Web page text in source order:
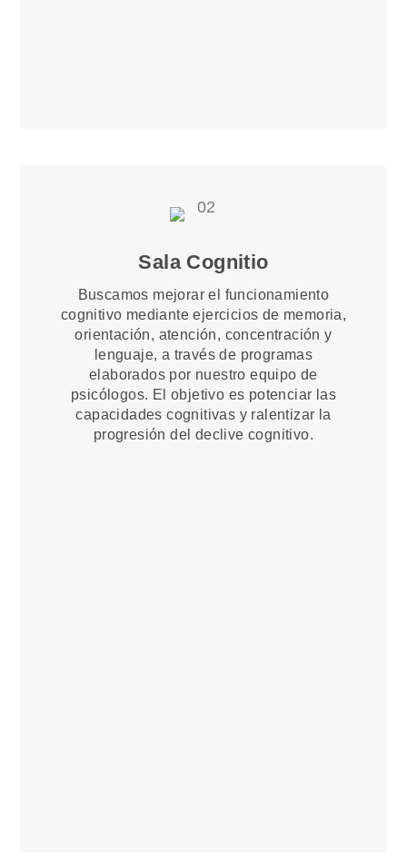
Sala Cognitio
Buscamos mejorar el funcionamiento
cognitivo mediante ejercicios de memoria,
orientación, atención, concentración y
lenguaje, a través de programas
elaborados por nuestro equipo de
psicólogos. El objetivo es potenciar las
capacidades cognitivas y ralentizar la
progresión del declive cognitivo.